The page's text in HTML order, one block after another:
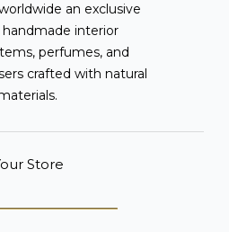
an exclusive
interior
perfumes, and
crafted with natural
Store